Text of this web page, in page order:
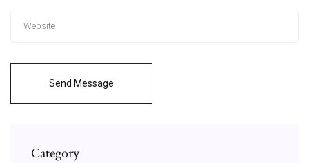
Send Message
Category